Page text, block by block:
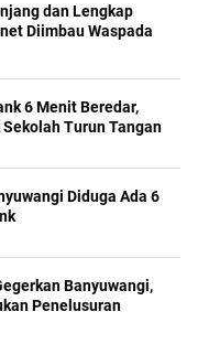
dan Lengkap
Diimbau Waspada
6 Menit Beredar,
Turun Tangan
Diduga Ada 6
Banyuwangi,
Penelusuran